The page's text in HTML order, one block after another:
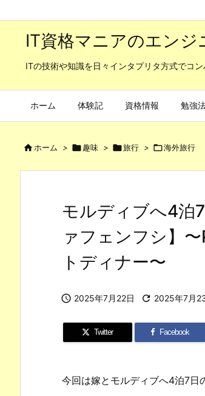
IT資格マニアのエン
ITの技術や知識を日々インタプリタ方式でコ
ホーム 体験記 資格情報 勉強
ホーム > 趣味 > 旅行 > 海外旅行
モルディブへ4泊
ァフェンフシ】
トディナー〜
 2025年7月22日  2025年7月
Twitter Facebook
今回は嫁とモルディブへ4泊7日